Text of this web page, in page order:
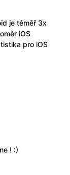
je téměř 3x
iOS
pro iOS
! :)